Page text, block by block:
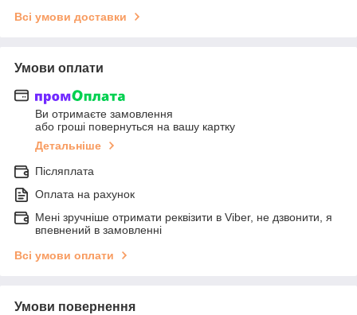
Всі умови доставки
Умови оплати
Ви отримаєте замовлення
або гроші повернуться на вашу картку
Детальніше
Післяплата
Оплата на рахунок
Мені зручніше отримати реквізити в Viber, не дзвонити, я
впевнений в замовленні
Всі умови оплати
Умови повернення